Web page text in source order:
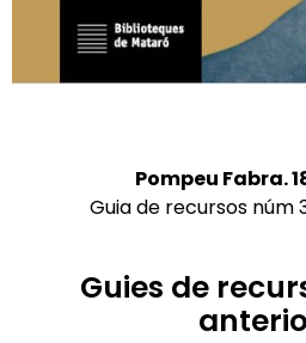
Pompeu Fabra.
Guia de recursos núm
Guies de